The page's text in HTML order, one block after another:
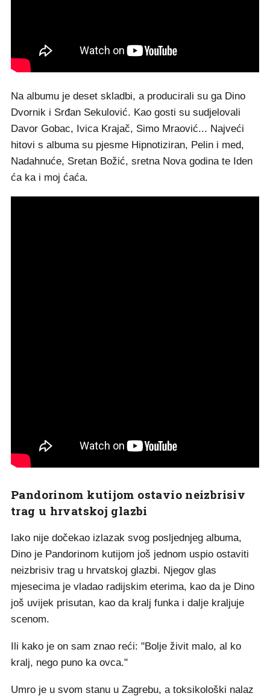
Na albumu je deset skladbi, a producirali su ga Dino
Dvornik i Srđan Sekulović. Kao gosti su sudjelovali
Davor Gobac, Ivica Krajač, Simo Mraović... Najveći
hitovi s albuma su pjesme Hipnotiziran, Pelin i med,
Nadahnuće, Sretan Božić, sretna Nova godina te Iden
ća ka i moj ćaća.
Pandorinom kutijom ostavio neizbrisiv
trag u hrvatskoj glazbi
Iako nije dočekao izlazak svog posljednjeg albuma,
Dino je Pandorinom kutijom još jednom uspio ostaviti
neizbrisiv trag u hrvatskoj glazbi. Njegov glas
mjesecima je vladao radijskim eterima, kao da je Dino
još uvijek prisutan, kao da kralj funka i dalje kraljuje
scenom.
Ili kako je on sam znao reći: "Bolje živit malo, al ko
kralj, nego puno ka ovca."
Umro je u svom stanu u Zagrebu, a toksikološki nalaz